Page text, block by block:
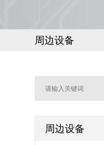
周边设备
周边设备